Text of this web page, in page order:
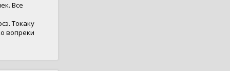
Все
Токаку
вопреки